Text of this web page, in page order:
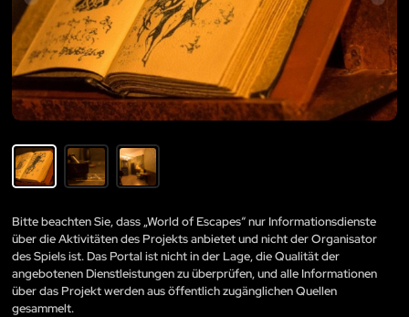
Bitte beachten Sie, dass „World of Escapes“ nur Informationsdienste
über die Aktivitäten des Projekts anbietet und nicht der Organisator
des Spiels ist. Das Portal ist nicht in der Lage, die Qualität der
angebotenen Dienstleistungen zu überprüfen, und alle Informationen
über das Projekt werden aus öffentlich zugänglichen Quellen
gesammelt.